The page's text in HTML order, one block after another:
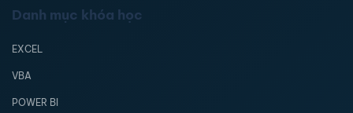
Danh mục khóa học
EXCEL
VBA
POWER BI